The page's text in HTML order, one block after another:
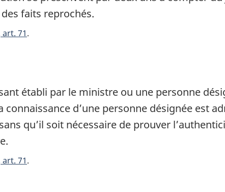
faits reprochés.
art. 71
établi par le ministre ou une personne
connaissance d’une personne désignée est
qu’il soit nécessaire de prouver
art. 71